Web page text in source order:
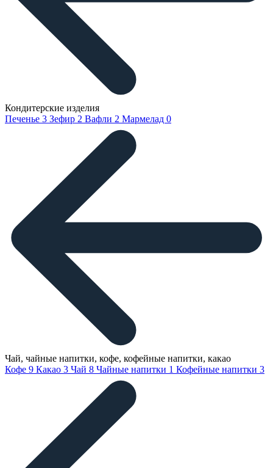
Кондитерские изделия
Печенье 3 Зефир 2 Вафли 2 Мармелад 0
Чай, чайные напитки, кофе, кофейные напитки, какао
Кофе 9 Какао 3 Чай 8 Чайные напитки 1 Кофейные напитки 3